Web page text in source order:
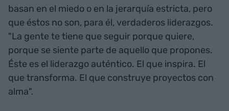
basan en el miedo o en la jerarquía estricta, pero
que éstos no son, para él, verdaderos liderazgos.
"La gente te tiene que seguir porque quiere,
porque se siente parte de aquello que propones.
Éste es el liderazgo auténtico. El que inspira. El
que transforma. El que construye proyectos con
alma".